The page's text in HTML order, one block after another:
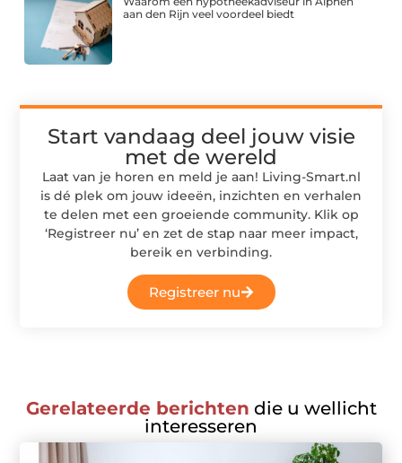
aan den Rijn veel voordeel biedt
Start vandaag deel jouw visie
met de wereld
Laat van je horen en meld je aan! Living-Smart.nl
is dé plek om jouw ideeën, inzichten en verhalen
te delen met een groeiende community. Klik op
‘Registreer nu’ en zet de stap naar meer impact,
bereik en verbinding.
Registreer nu
Gerelateerde berichten die u wellicht
interesseren